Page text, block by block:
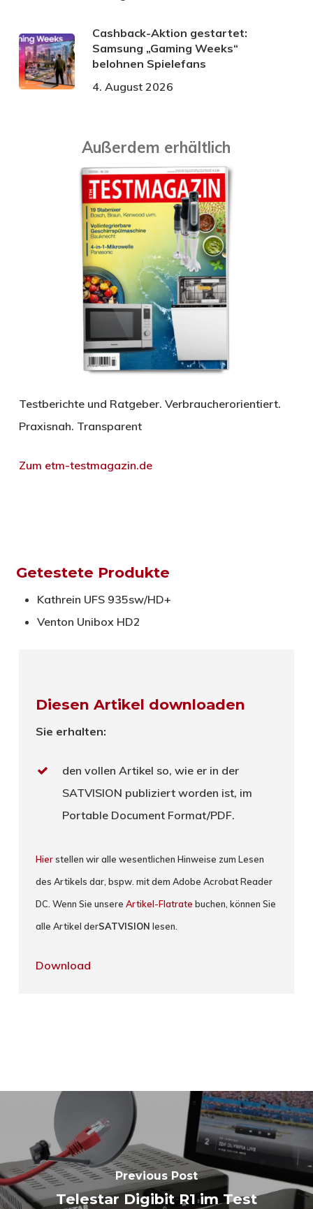
Cashback-Aktion gestartet:
Samsung „Gaming Weeks“
belohnen Spielefans
4. August 2026
Außerdem erhältlich
Testberichte und Ratgeber. Verbraucherorientiert.
Praxisnah. Transparent
Zum etm-testmagazin.de
Getestete Produkte
Kathrein UFS 935sw/HD+
Venton Unibox HD2
Diesen Artikel downloaden
Sie erhalten:
den vollen Artikel so, wie er in der
SATVISION publiziert worden ist, im
Portable Document Format/PDF.
Hierstellen wir alle wesentlichen Hinweise zum Lesen
des Artikels dar, bspw. mit dem Adobe Acrobat Reader
DC. Wenn Sie unsereArtikel-Flatrate buchen, können Sie
alle Artikel derSATVISION lesen.
Download
Previous Post
Telestar Digibit R1 im Test